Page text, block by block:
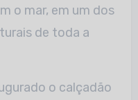
o mar, em um dos
de toda a
o calçadão